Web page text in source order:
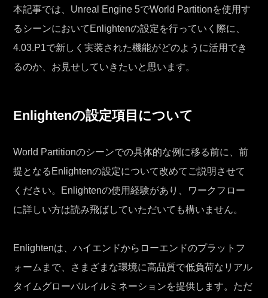
本記事では、Unreal Engine 5でWorld Partitionを使用す
るシーンにおいてEnlightenの設定を行っていく際に、
4.03.P1で新しく実装された機能がどのように活用でき
るのか、お見せしていきたいと思います。
Enlightenの設定項目について
World Partitionのシーンでの具体的な例に移る前に、前
提となるEnlightenの設定について改めてご説明させて
ください。Enlightenの使用経験があり、ワークフロー
に詳しい方は読み飛ばしていただいても構いません。
Enlightenは、ハイエンドからローエンドのプラットフ
ォームまで、さまざまな環境に高品質で低負荷なリアル
タイムグローバルイルミネーションを提供します。ただ